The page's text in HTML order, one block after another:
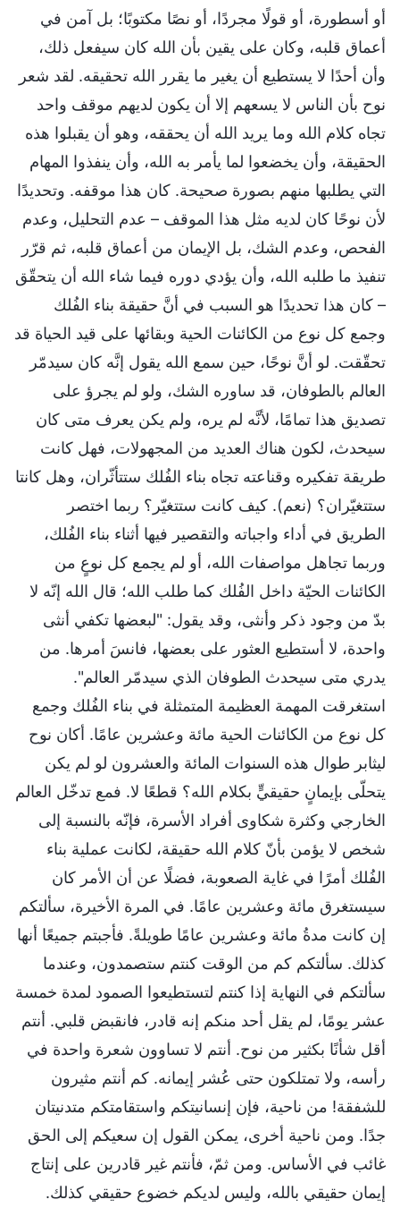
أو أسطورة، أو قولًا مجردًا، أو نصًا مكتوبًا؛ بل آمن في
أعماق قلبه، وكان على يقين بأن الله كان سيفعل ذلك،
وأن أحدًا لا يستطيع أن يغير ما يقرر الله تحقيقه. لقد شعر
نوح بأن الناس لا يسعهم إلا أن يكون لديهم موقف واحد
تجاه كلام الله وما يريد الله أن يحققه، وهو أن يقبلوا هذه
الحقيقة، وأن يخضعوا لما يأمر به الله، وأن ينفذوا المهام
التي يطلبها منهم بصورة صحيحة. كان هذا موقفه. وتحديدًا
لأن نوحًا كان لديه مثل هذا الموقف – عدم التحليل، وعدم
الفحص، وعدم الشك، بل الإيمان من أعماق قلبه، ثم قرّر
تنفيذ ما طلبه الله، وأن يؤدي دوره فيما شاء الله أن يتحقّق
– كان هذا تحديدًا هو السبب في أنَّ حقيقة بناء الفُلك
وجمع كل نوع من الكائنات الحية وبقائها على قيد الحياة قد
تحقّقت. لو أنَّ نوحًا، حين سمع الله يقول إنَّه كان سيدمّر
العالم بالطوفان، قد ساوره الشك، ولو لم يجرؤ على
تصديق هذا تمامًا، لأنَّه لم يره، ولم يكن يعرف متى كان
سيحدث، لكون هناك العديد من المجهولات، فهل كانت
طريقة تفكيره وقناعته تجاه بناء الفُلك ستتأثّران، وهل كانتا
ستتغيّران؟ (نعم). كيف كانت ستتغيّر؟ ربما اختصر
الطريق في أداء واجباته والتقصير فيها أثناء بناء الفُلك،
وربما تجاهل مواصفات الله، أو لم يجمع كل نوعٍ من
الكائنات الحيّة داخل الفُلك كما طلب الله؛ قال الله إنّه لا
بدّ من وجود ذكر وأنثى، وقد يقول: "لبعضها تكفي أنثى
واحدة، لا أستطيع العثور على بعضها، فانسَ أمرها. من
يدري متى سيحدث الطوفان الذي سيدمّر العالم".
استغرقت المهمة العظيمة المتمثلة في بناء الفُلك وجمع
كل نوع من الكائنات الحية مائة وعشرين عامًا. أكان نوح
ليثابر طوال هذه السنوات المائة والعشرون لو لم يكن
يتحلّى بإيمانٍ حقيقيٍّ بكلام الله؟ قطعًا لا. فمع تدخّل العالم
الخارجي وكثرة شكاوى أفراد الأسرة، فإنّه بالنسبة إلى
شخص لا يؤمن بأنّ كلام الله حقيقة، لكانت عملية بناء
الفُلك أمرًا في غاية الصعوبة، فضلًا عن أن الأمر كان
سيستغرق مائة وعشرين عامًا. في المرة الأخيرة، سألتكم
إن كانت مدةُ مائة وعشرين عامًا طويلةً. فأجبتم جميعًا أنها
كذلك. سألتكم كم من الوقت كنتم ستصمدون، وعندما
سألتكم في النهاية إذا كنتم لتستطيعوا الصمود لمدة خمسة
عشر يومًا، لم يقل أحد منكم إنه قادر، فانقبض قلبي. أنتم
أقل شأنًا بكثير من نوح. أنتم لا تساوون شعرة واحدة في
رأسه، ولا تمتلكون حتى عُشر إيمانه. كم أنتم مثيرون
للشفقة! من ناحية، فإن إنسانيتكم واستقامتكم متدنيتان
جدًا. ومن ناحية أخرى، يمكن القول إن سعيكم إلى الحق
غائب في الأساس. ومن ثمّ، فأنتم غير قادرين على إنتاج
إيمان حقيقي بالله، وليس لديكم خضوع حقيقي كذلك.